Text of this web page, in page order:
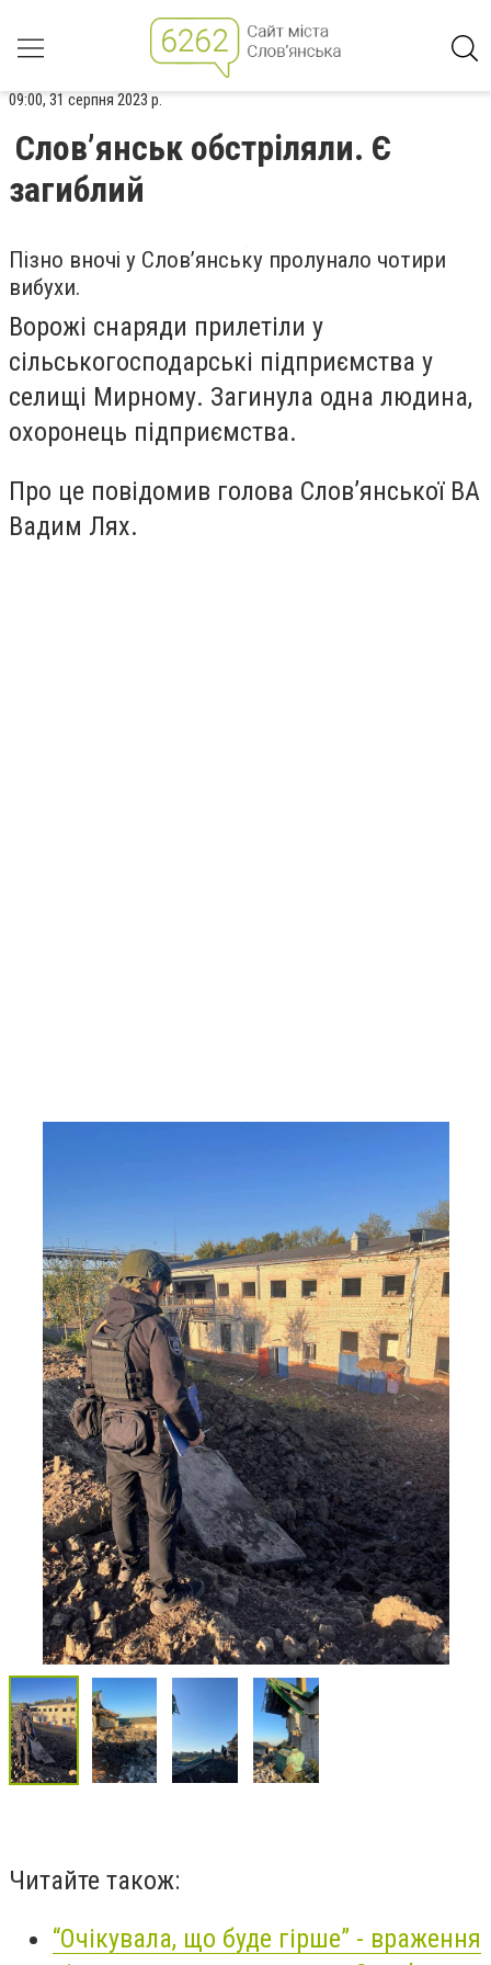
09:00, 31 серпня 2023 р.
Слов’янськ обстріляли. Є
загиблий
Пізно вночі у Слов’янську пролунало чотири
вибухи.
Ворожі снаряди прилетіли у
сільськогосподарські підприємства у
селищі Мирному. Загинула одна людина,
охоронець підприємства.
Про це повідомив голова Слов’янської ВА
Вадим Лях.
Читайте також:
“Очікувала, що буде гірше” - враження